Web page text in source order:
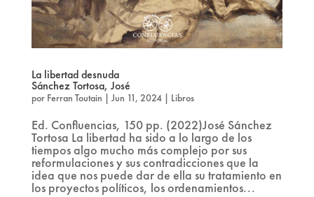
La libertad desnuda
Sánchez Tortosa, José
por Ferran Toutain Jun 11, 2024| Libros
Ed. Confluencias, 150 pp. (2022)José Sánchez
Tortosa La libertad ha sido a lo largo de los
tiempos algo mucho más complejo por sus
reformulaciones y sus contradicciones que la
idea que nos puede dar de ella su tratamiento en
los proyectos políticos, los ordenamientos...